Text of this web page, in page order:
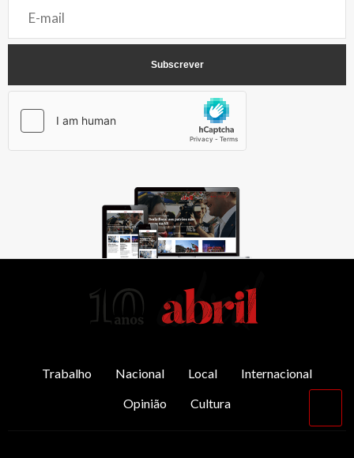
Trabalho Nacional Local
Internacional
Opinião
Cultura